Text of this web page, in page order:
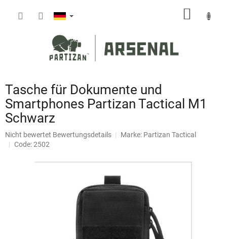
Tasche für Dokumente und
Smartphones Partizan Tactical M1
Schwarz
Die
durchschnittliche
Nicht bewertet Bewertungsdetails Marke: Partizan Tactical
Code: 2502